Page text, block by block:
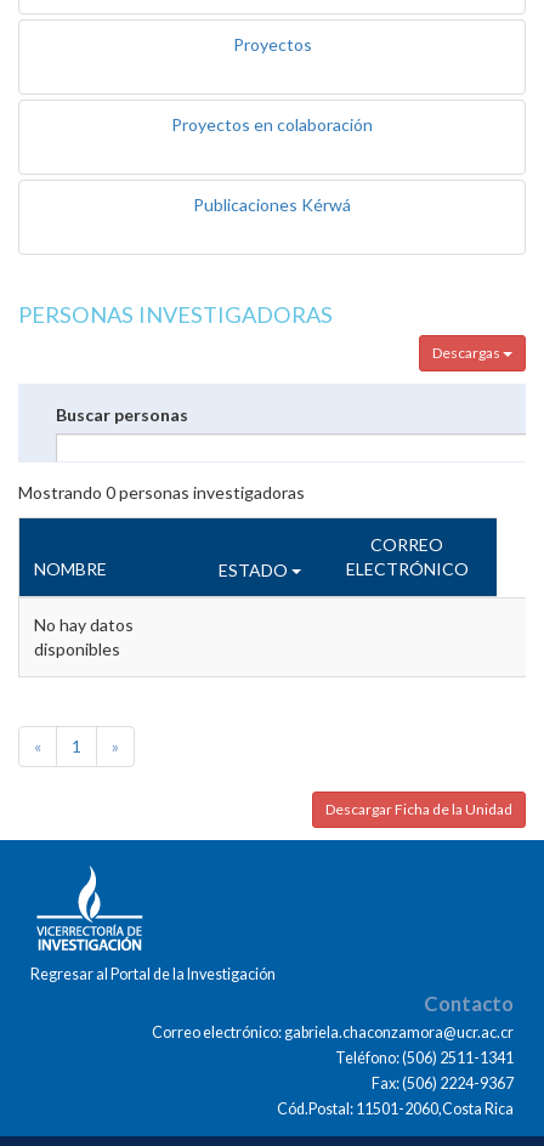
Proyectos
Proyectos en colaboración
Publicaciones Kérwá
PERSONAS INVESTIGADORAS
Descargas
Buscar personas
Mostrando 0personas investigadoras
NOMBRE ESTADO
CORREO
ELECTRÓNICO
No hay datos
disponibles
« 1 »
Descargar Ficha de la Unidad
Regresar al Portal de la Investigación
Contacto
Correo electrónico: gabriela.chaconzamora@ucr.ac.cr
Teléfono: (506) 2511-1341
Fax: (506) 2224-9367
Cód.Postal: 11501-2060,Costa Rica